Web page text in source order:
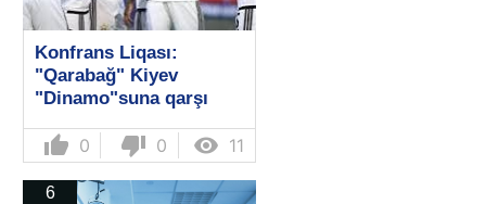
Konfrans Liqası:
"Qarabağ" Kiyev
"Dinamo"suna qarşı
thumb_up 0 thumb_down 0  11
6